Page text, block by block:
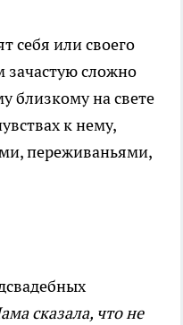
себя или своего
зачастую сложно
близкому на свете
к нему,
переживаньями,
сказала, что не